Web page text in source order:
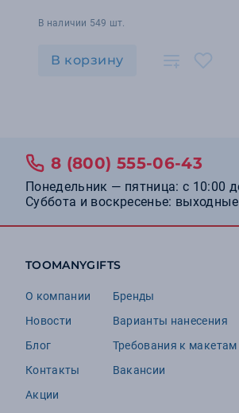
В наличии 549 шт.
В корзину
8 (800) 555-06-43
Понедельник — пятница: с 10:00
Суббота и воскресенье: выходные
TOOMANYGIFTS
О компании
Новости
Блог
Контакты
Акции
Бренды
Варианты нанесения
Требования к макетам
Вакансии